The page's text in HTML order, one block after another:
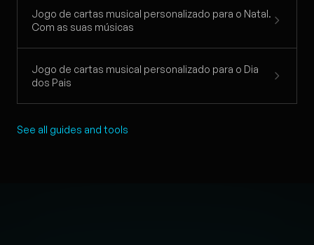
Jogo de cartas musical personalizado para o Natal.
Com as suas músicas
Jogo de cartas musical personalizado para o Dia
dos Pais
See all guides and tools